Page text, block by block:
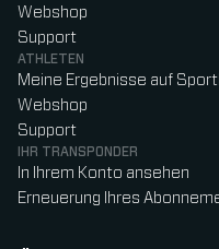
Webshop
Support
ATHLETEN
Meine Ergebnisse auf
Webshop
Support
IHR TRANSPONDER
In Ihrem Konto ansehen
Erneuerung Ihres